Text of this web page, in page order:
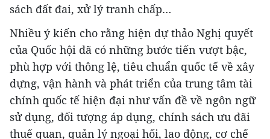
sách đất đai, xử lý tranh chấp…
Nhiều ý kiến cho rằng hiện dự thảo Nghị quyết
của Quốc hội đã có những bước tiến vượt bậc,
phù hợp với thông lệ, tiêu chuẩn quốc tế về xây
dựng, vận hành và phát triển của trung tâm tài
chính quốc tế hiện đại như vấn đề về ngôn ngữ
sử dụng, đối tượng áp dụng, chính sách ưu đãi
thuế quan, quản lý ngoại hối, lao động, cơ chế